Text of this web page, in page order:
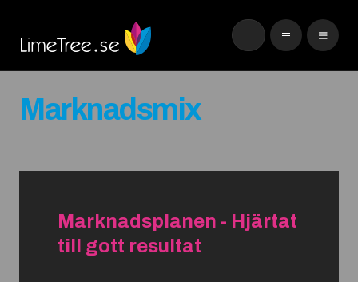
Marknadsmix
Marknadsplanen - Hjärtat
till gott resultat